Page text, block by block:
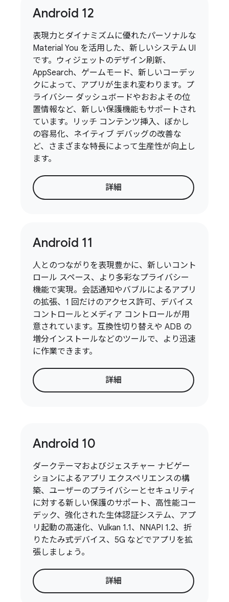
Android 12
表現力とダイナミズムに優れたパーソナルな
Material You を活用した、新しいシステム UI
です。ウィジェットのデザイン刷新、
AppSearch、ゲームモード、新しいコーデッ
クによって、アプリが生まれ変わります。プ
ライバシー ダッシュボードやおおよその位
置情報など、新しい保護機能もサポートされ
ています。リッチ コンテンツ挿入、ぼかし
の容易化、ネイティブ デバッグの改善な
ど、さまざまな特長によって生産性が向上し
ます。
詳細
Android 11
人とのつながりを表現豊かに、新しいコント
ロール スペース、より多彩なプライバシー
機能で実現。会話通知やバブルによるアプリ
の拡張、1 回だけのアクセス許可、デバイス
コントロールとメディア コントロールが用
意されています。互換性切り替えや ADB の
増分インストールなどのツールで、より迅速
に作業できます。
詳細
Android 10
ダークテーマおよびジェスチャー ナビゲー
ションによるアプリ エクスペリエンスの構
築、ユーザーのプライバシーとセキュリティ
に対する新しい保護のサポート、高性能コー
デック、強化された生体認証システム、アプ
リ起動の高速化、Vulkan 1.1、NNAPI 1.2、折
りたたみ式デバイス、5G などでアプリを拡
張しましょう。
詳細